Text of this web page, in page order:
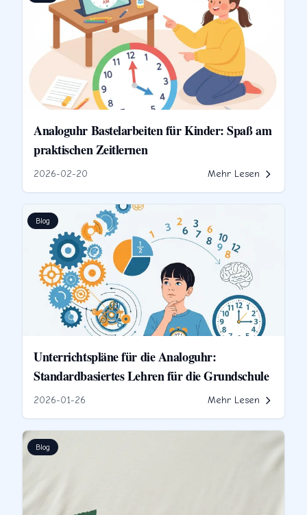
Analoguhr Bastelarbeiten für Kinder: Spaß am
praktischen Zeitlernen
2026-02-20 Mehr Lesen
Blog
Unterrichtspläne für die Analoguhr:
Standardbasiertes Lehren für die Grundschule
2026-01-26 Mehr Lesen
Blog